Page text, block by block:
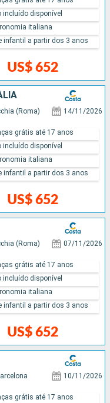
US$ 652
incluído disponível
italiana
infantil a partir dos 3 anos
(Roma) 14/11/2026
US$ 652
grátis até 17 anos
incluído disponível
italiana
infantil a partir dos 3 anos
(Roma) 07/11/2026
US$ 652
grátis até 17 anos
incluído disponível
italiana
infantil a partir dos 3 anos
10/11/2026
grátis até 17 anos